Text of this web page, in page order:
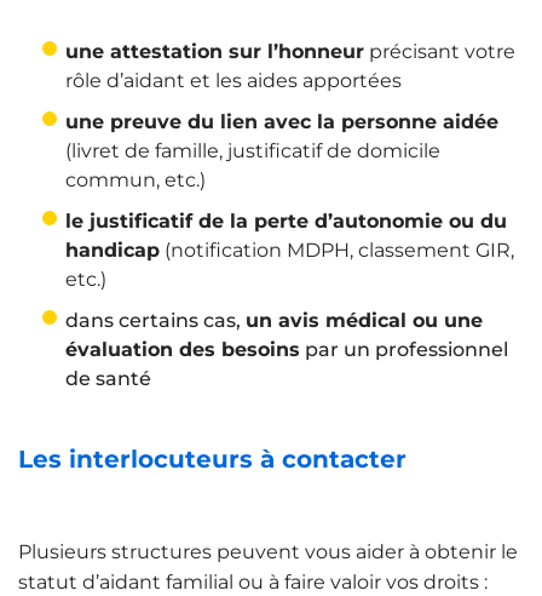
une attestation sur l’honneur précisant votre
rôle d’aidant et les aides apportées
une preuve du lien avec la personne aidée
(livret de famille, justificatif de domicile
commun, etc.)
le justificatif de la perte d’autonomie ou du
handicap (notification MDPH, classement GIR,
etc.)
dans certains cas, un avis médical ou une
évaluation des besoins par un professionnel
de santé
Les interlocuteurs à contacter
Plusieurs structures peuvent vous aider à obtenir le
statut d’aidant familial ou à faire valoir vos droits :